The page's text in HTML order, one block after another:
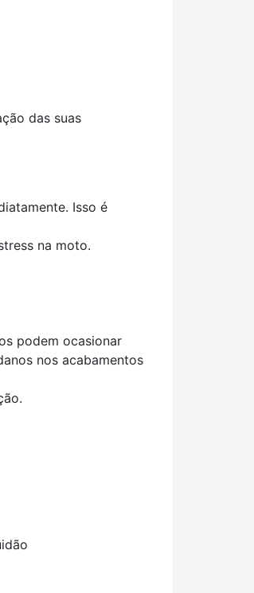
das suas
Isso é
na moto.
podem ocasionar
nos acabamentos